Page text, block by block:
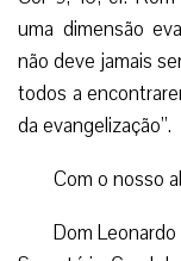
uma dimensão
não deve jamais
todos a
da evangelização”.
Com o nosso
Dom